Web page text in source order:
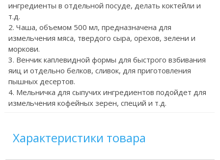
ингредиенты в отдельной посуде, делать коктейли и
т.д.
2. Чаша, объемом 500 мл, предназначена для
измельчения мяса, твердого сыра, орехов, зелени и
моркови.
3. Венчик каплевидной формы для быстрого взбивания
яиц и отдельно белков, сливок, для приготовления
пышных десертов.
4. Мельничка для сыпучих ингредиентов подойдет для
измельчения кофейных зерен, специй и т.д.
Характеристики товара